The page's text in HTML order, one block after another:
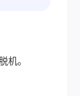
机。